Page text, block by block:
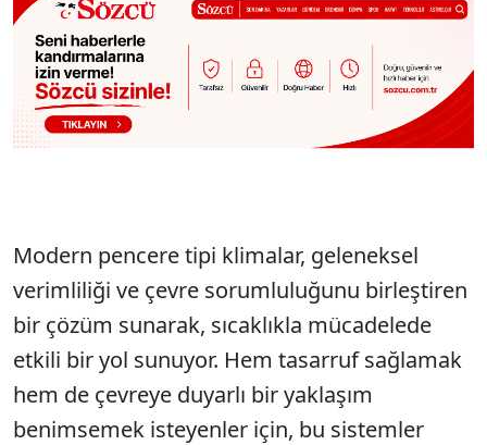
Modern pencere tipi klimalar, geleneksel
verimliliği ve çevre sorumluluğunu birleştiren
bir çözüm sunarak, sıcaklıkla mücadelede
etkili bir yol sunuyor. Hem tasarruf sağlamak
hem de çevreye duyarlı bir yaklaşım
benimsemek isteyenler için, bu sistemler